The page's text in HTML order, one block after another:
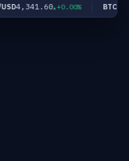
4,341.60 +0.00% BTC/